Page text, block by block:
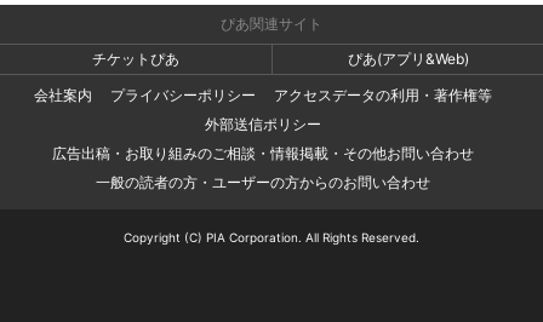
ぴあ関連サイト
チケットぴあ
ぴあ(アプリ&Web)
会社案内
プライバシーポリシー
アクセスデータの利用・著作権等
外部送信ポリシー
広告出稿・お取り組みのご相談・情報掲載・その他お問い合わせ
一般の読者の方・ユーザーの方からのお問い合わせ
Copyright (C) PIA Corporation. All Rights Reserved.